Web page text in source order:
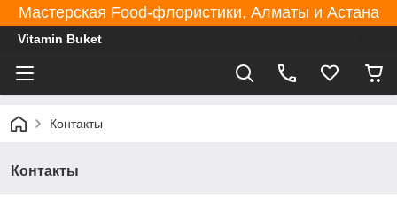
Мастерская Food-флористики, Алматы и Астана
Vitamin Buket
Контакты
Контакты